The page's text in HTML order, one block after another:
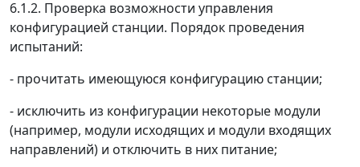
6.1.2. Проверка возможности управления
конфигурацией станции. Порядок проведения
испытаний:
- прочитать имеющуюся конфигурацию станции;
- исключить из конфигурации некоторые модули
(например, модули исходящих и модули входящих
направлений) и отключить в них питание;